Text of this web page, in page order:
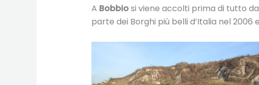
A Bobbiosi viene accolti prima di tutto
parte dei Borghi più belli d’Italia nel